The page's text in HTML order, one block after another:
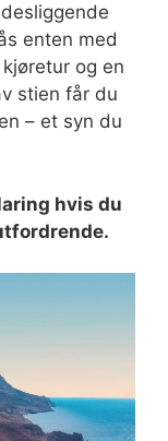
enten med
og en
stien får du
– et syn du
hvis du